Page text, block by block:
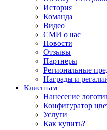
История
Команда
Видео
СМИ о нас
Новости
Отзывы
Партнеры
Региональные
Награды и
Клиентам
Нанесение
Конфигуратор
Услуги
Как купить?